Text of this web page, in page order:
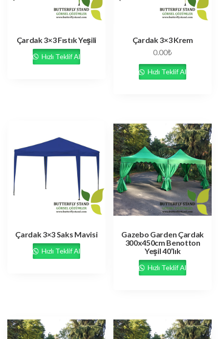
Çardak 3×3 Fıstık Yeşili
Hızlı Teklif Al
Çardak 3×3 Krem
0.00₺
Hızlı Teklif Al
Çardak 3×3 Saks Mavisi
Hızlı Teklif Al
Gazebo Garden Çardak
300x450cm Benotton
Yeşil 40’lık
Hızlı Teklif Al